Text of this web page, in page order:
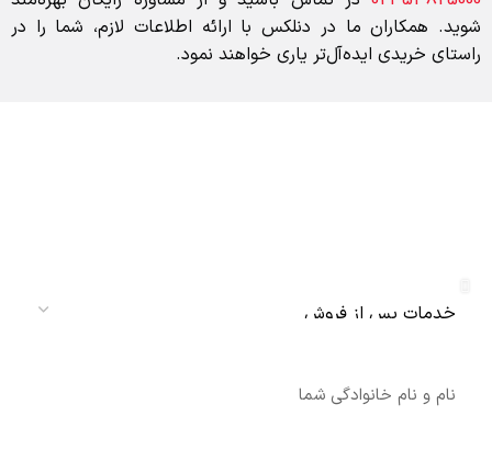
شوید. همکاران ما در دنلکس با ارائه اطلاعات لازم، شما را در
راستای خریدی ایده‌آل‌تر یاری خواهند نمود.